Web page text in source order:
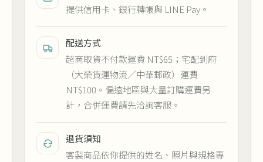
提供信用卡、銀行轉帳與 LINE Pay。
配送方式
超商取貨不付款運費 NT$65；宅配到府
（大榮貨運物流／中華郵政）運費
NT$100。偏遠地區與大量訂購運費另
計，合併運費請先洽詢客服。
退貨須知
客製商品依你提供的姓名、照片與規格專